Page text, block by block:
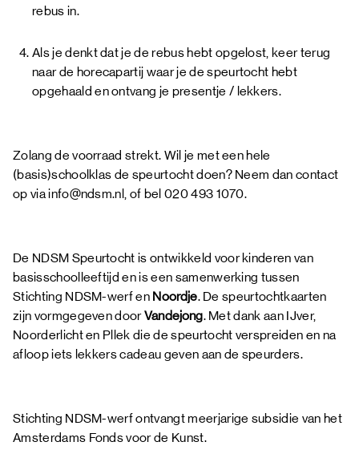
rebus in.
Als je denkt dat je de rebus hebt opgelost, keerterug
naar de horecapartij waar je de speurtocht hebt
opgehaald en ontvang je presentje / lekkers.
Zolang de voorraad strekt. Wil je met een hele
(basis)schoolklas de speurtocht doen? Neem dan contact
op via info@ndsm.nl, of bel 020 493 1070.
De NDSM Speurtocht is ontwikkeld voor kinderen van
basisschoolleeftijd en is een samenwerking tussen
Stichting NDSM-werf en Noordje. De speurtochtkaarten
zijn vormgegeven doorVandejong. Met dank aan IJver,
Noorderlicht en Pllek die de speurtocht verspreiden en na
afloop iets lekkers cadeau geven aan de speurders.
Stichting NDSM-werf ontvangt meerjarige subsidie van het
Amsterdams Fonds voor de Kunst.